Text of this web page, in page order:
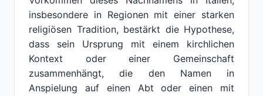
insbesondere in Regionen mit einer starken
religiösen Tradition, bestärkt die Hypothese,
dass sein Ursprung mit einem kirchlichen
Kontext oder einer Gemeinschaft
zusammenhängt, die den Namen in
Anspielung auf einen Abt oder einen mit